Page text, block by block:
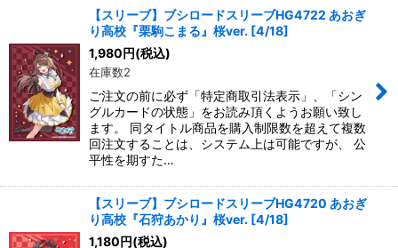
【スリーブ】ブシロードスリーブHG4722 あおぎ
り高校『栗駒こまる』桜ver. [4/18]
1,980円(税込)
在庫数2
ご注文の前に必ず「特定商取引法表示」、「シン
グルカードの状態」をお読み頂くようお願い致し
ます。 同タイトル商品を購入制限数を超えて複数
回注文することは、システム上は可能ですが、 公
平性を期すた…
【スリーブ】ブシロードスリーブHG4720 あおぎ
り高校『石狩あかり』桜ver. [4/18]
1,180円(税込)